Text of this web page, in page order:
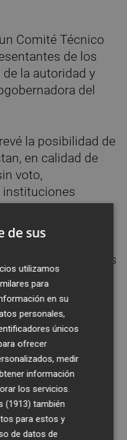
Comité Técnico
de los
la autoridad y
del
la posibilidad de
en calidad de
voto,
instituciones
la estabilidad
entre sus funciones
los posibles
la emisión de
alertas sobre
afectar a la
formulación de
sectoriales
medidas
a las Cortes
de sus
utilizamos
para
en su
personales,
únicos
ofrecer
medir
información
los servicios.
(1913) también
para estos y
de datos de